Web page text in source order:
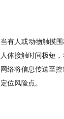
当有人或动物触摸
人体接触时间极短
网络将信息传送至
定位风险点。